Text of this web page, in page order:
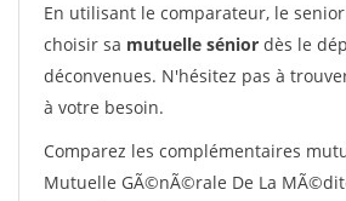
En utilisant le comparateur, le
choisir sa mutuelle sénior dès le
déconvenues. N'hésitez pas à
à votre besoin.
Comparez les complémentaires
Mutuelle GÃ©nÃ©rale De La